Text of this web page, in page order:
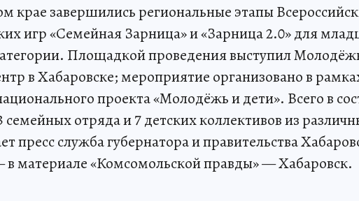
крае завершились региональные этапы
игр «Семейная Зарница» и «Зарница 2.0» для
Площадкой проведения выступил
в Хабаровске; мероприятие организовано в
проекта «Молодёжь и дети». Всего в
семейных отряда и 7 детских коллективов из
пресс служба губернатора и правительства
материале «Комсомольской правды» — Хабаровск.